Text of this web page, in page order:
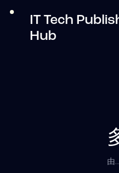
IT Tech
Hub
由